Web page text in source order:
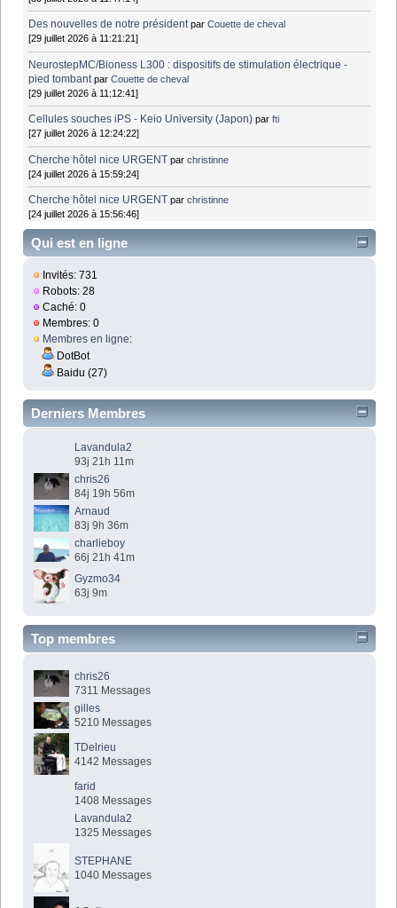
Des nouvelles de notre président parCouette de cheval
[29 juillet 2026 à 11:21:21]
NeurostepMC/Bioness L300 : dispositifs de stimulation électrique -
pied tombant parCouette de cheval
[29 juillet 2026 à 11:12:41]
Cellules souches iPS - Keio University (Japon) parfti
[27 juillet 2026 à 12:24:22]
Cherche hôtel nice URGENT parchristinne
[24 juillet 2026 à 15:59:24]
Cherche hôtel nice URGENT parchristinne
[24 juillet 2026 à 15:56:46]
Qui est en ligne
Invités: 731
Robots: 28
Caché: 0
Membres: 0
Membres en ligne:
DotBot
Baidu (27)
Derniers Membres
Lavandula2
93j 21h 11m
chris26
84j 19h 56m
Arnaud
83j 9h 36m
charlieboy
66j 21h 41m
Gyzmo34
63j 9m
Top membres
chris26
7311 Messages
gilles
5210 Messages
TDelrieu
4142 Messages
farid
1408 Messages
Lavandula2
1325 Messages
STEPHANE
1040 Messages